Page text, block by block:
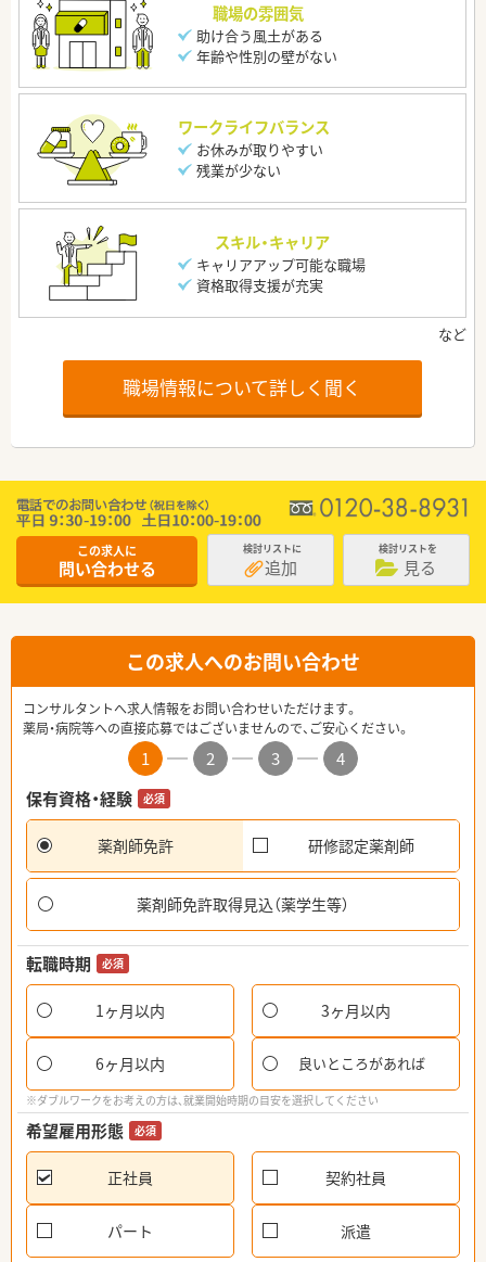
職場の雰囲気
助け合う風土がある
年齢や性別の壁がない
ワークライフバランス
お休みが取りやすい
残業が少ない
スキル・キャリア
キャリアアップ可能な職場
資格取得支援が充実
職場情報について詳しく聞く
この求人に
問い合わせる
検討リストに
追加
検討リストを
見る
この求人へのお問い合わせ
コンサルタントへ求人情報をお問い合わせいただけます。
薬局・病院等への直接応募ではございませんので、ご安心ください。
1 2 3
4
保有資格・経験
必須
薬剤師免許 研修認定薬剤師
薬剤師免許取得見込（薬学生等）
転職時期 必須
1ヶ月以内 3ヶ月以内
6ヶ月以内 良いところがあれば
※ダブルワークをお考えの方は、就業開始時期の目安を選択してください
希望雇用形態 必須
正社員 契約社員
パート 派遣